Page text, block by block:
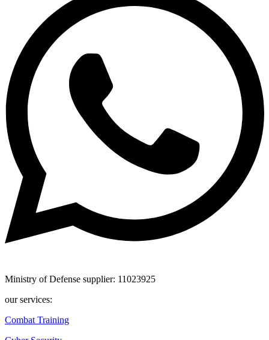
Ministry of Defense supplier: 11023925
our services:
Combat Training